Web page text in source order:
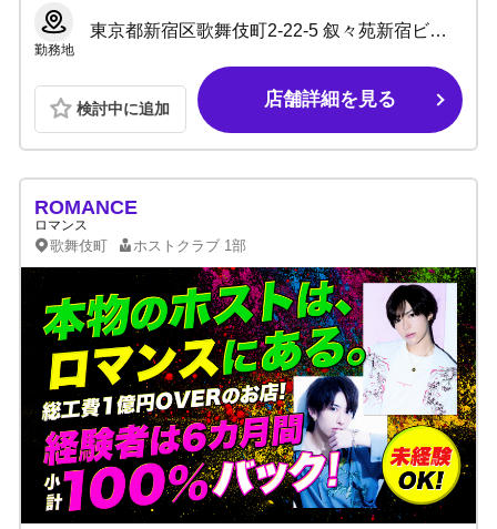
勤務地
東京都新宿区歌舞伎町2-22-5 叙々苑新宿ビルII B1F
検討中に追加 店舗詳細を見る
ROMANCE
ロマンス
歌舞伎町 ホストクラブ 1部